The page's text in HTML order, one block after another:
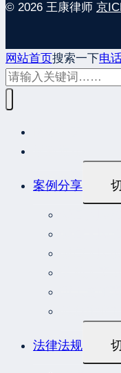
© 2026 王康律师 京
网站首页搜索一下电
案例分享
法律法规